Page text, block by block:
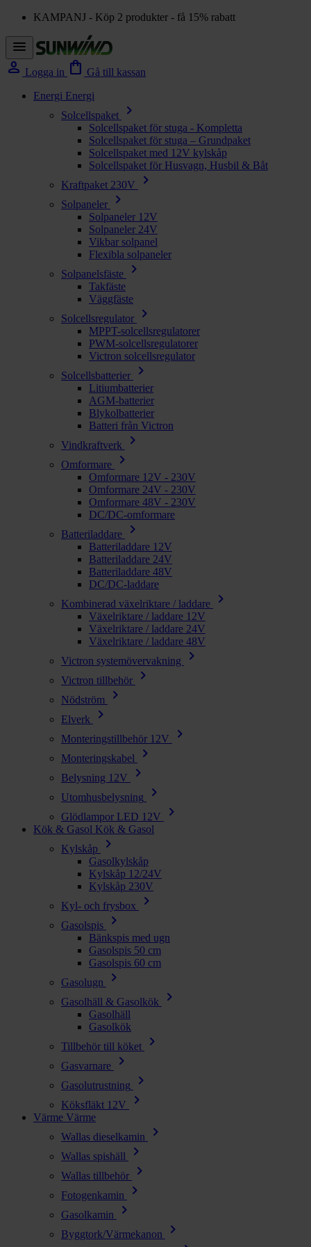
KAMPANJ - Köp 2 produkter - få 15% rabatt
menu
person Logga in shopping_bag Gå till kassan
Energi Energi
Solcellspaket
chevron_right
Solcellspaket för stuga - Kompletta
Solcellspaket för stuga – Grundpaket
Solcellspaket med 12V kylskåp
Solcellspaket för Husvagn, Husbil & Båt
Kraftpaket 230V
chevron_right
Solpaneler chevron_right
Solpaneler 12V
Solpaneler 24V
Vikbar solpanel
Flexibla solpaneler
Solpanelsfäste
chevron_right
Takfäste
Väggfäste
Solcellsregulator
chevron_right
MPPT-solcellsregulatorer
PWM-solcellsregulatorer
Victron solcellsregulator
Solcellsbatterier
chevron_right
Litiumbatterier
AGM-batterier
Blykolbatterier
Batteri från Victron
Vindkraftverk
chevron_right
Omformare chevron_right
Omformare 12V - 230V
Omformare 24V - 230V
Omformare 48V - 230V
DC/DC-omformare
Batteriladdare
chevron_right
Batteriladdare 12V
Batteriladdare 24V
Batteriladdare 48V
DC/DC-laddare
Kombinerad växelriktare / laddare
chevron_right
Växelriktare / laddare 12V
Växelriktare / laddare 24V
Växelriktare / laddare 48V
Victron systemövervakning
chevron_right
Victron tillbehör chevron_right
Nödström chevron_right
Elverk chevron_right
Monteringstillbehör 12V chevron_right
Monteringskabel chevron_right
Belysning 12V chevron_right
Utomhusbelysning chevron_right
Glödlampor LED 12V chevron_right
Kök & Gasol Kök & Gasol
Kylskåp
chevron_right
Gasolkylskåp
Kylskåp 12/24V
Kylskåp 230V
Kyl- och frysbox
chevron_right
Gasolspis chevron_right
Bänkspis med ugn
Gasolspis 50 cm
Gasolspis 60 cm
Gasolugn
chevron_right
Gasolhäll & Gasolkök chevron_right
Gasolhäll
Gasolkök
Tillbehör till köket
chevron_right
Gasvarnare chevron_right
Gasolutrustning chevron_right
Köksfläkt 12V chevron_right
Värme Värme
Wallas dieselkamin
chevron_right
Wallas spishäll chevron_right
Wallas tillbehör chevron_right
Fotogenkamin chevron_right
Gasolkamin chevron_right
Byggtork/Värmekanon chevron_right